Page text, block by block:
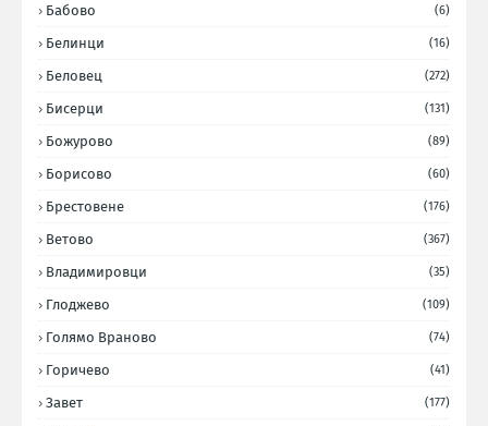
Бабово (6)
Белинци (16)
Беловец (272)
Бисерци (131)
Божурово (89)
Борисово (60)
Брестовене (176)
Ветово (367)
Владимировци (35)
Глоджево (109)
Голямо Враново (74)
Горичево (41)
Завет (177)